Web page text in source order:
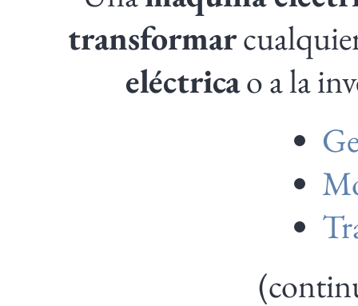
transformar
eléctricao a la